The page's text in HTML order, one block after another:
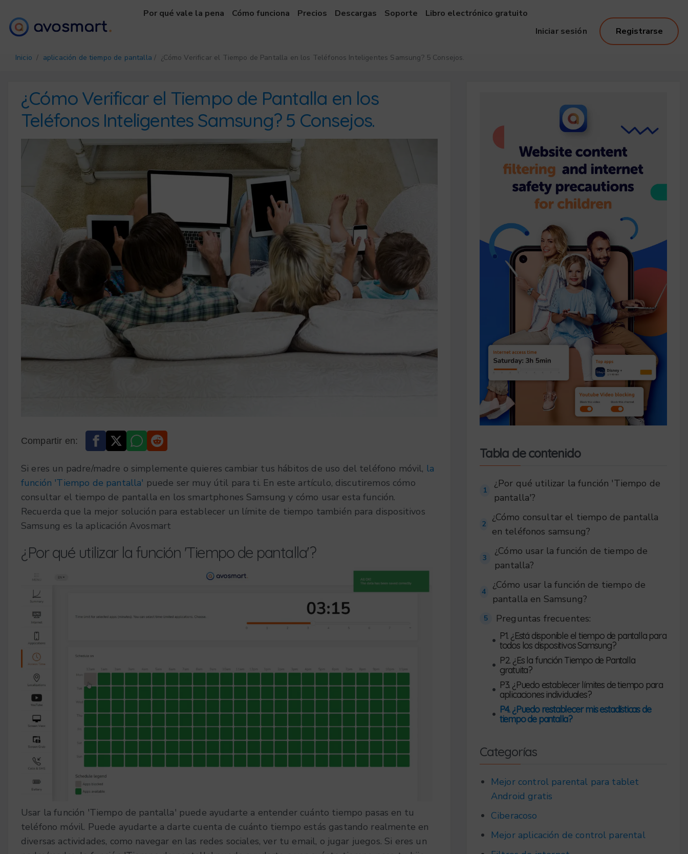
Por qué vale la pena Cómo funciona Precios Descargas Soporte
Libro electrónico gratuito
Iniciar sesión
Registrarse
Inicio / aplicación de tiempo de pantalla / ¿Cómo Verificar el Tiempo de Pantalla en los Teléfonos Inteligentes Samsung? 5 Consejos.
¿Cómo Verificar el Tiempo de Pantalla en los
Teléfonos Inteligentes Samsung? 5 Consejos.
Compartir en:
Si eres un padre/madre o simplemente quieres cambiar tus hábitos de uso del teléfono móvil, la
función 'Tiempo de pantalla' puede ser muy útil para ti. En este artículo, discutiremos cómo
consultar el tiempo de pantalla en los smartphones Samsung y cómo usar esta función.
Recuerda que la mejor solución para establecer un límite de tiempo también para dispositivos
Samsung es la aplicación Avosmart
¿Por qué utilizar la función 'Tiempo de pantalla'?
Usar la función 'Tiempo de pantalla' puede ayudarte a entender cuánto tiempo pasas en tu
teléfono móvil. Puede ayudarte a darte cuenta de cuánto tiempo estás gastando realmente en
diversas actividades, como navegar en las redes sociales, ver tu email, o jugar juegos. Si eres un
Tabla de contenido
1
¿Por qué utilizar la función 'Tiempo de
pantalla'?
2
¿Cómo consultar el tiempo de pantalla
en teléfonos samsung?
3
¿Cómo usar la función de tiempo de
pantalla?
4
¿Cómo usar la función de tiempo de
pantalla en Samsung?
5 Preguntas frecuentes:
• P1. ¿Está disponible el tiempo de pantalla para
todos los dispositivos Samsung?
• P2. ¿Es la función Tiempo de Pantalla
gratuita?
• P3. ¿Puedo establecer límites de tiempo para
aplicaciones individuales?
• P4. ¿Puedo restablecer mis estadísticas de
tiempo de pantalla?
Categorías
Mejor control parental para tablet
Android gratis
Ciberacoso
Mejor aplicación de control parental